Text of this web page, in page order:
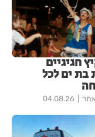
חגיגיים
בת ים לכל
04.08.26